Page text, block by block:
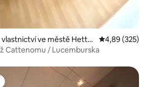
ve městě Hetta
Průměrné
4,89 (325)
Cattenomu / Lucemburska